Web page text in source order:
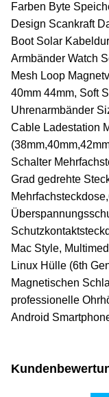
Farben Byte
Design Scankraft
Boot Solar
Armbänder Watch
Mesh Loop
40mm 44mm, Soft
Uhrenarmbänder
Cable Ladestation
Schalter
Grad gedrehte
Mac Style,
Linux Hülle (6th
Magnetischen
professionelle
Android